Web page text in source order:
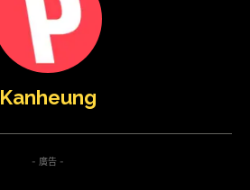
Kanheung
- 廣告 -